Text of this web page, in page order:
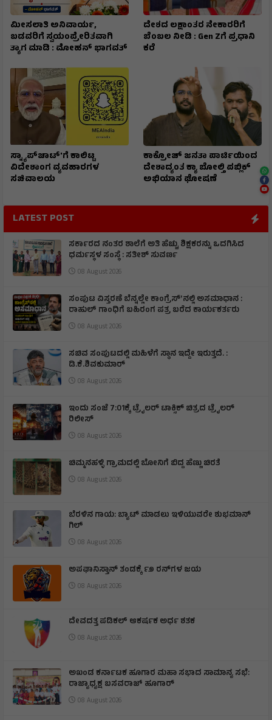
ಮೀಸಲಾತಿ ಅನಿವಾರ್ಯ,
ಬಡವರಿಗೆ ಸ್ವಯಂಪ್ರೇರಿತವಾಗಿ
ತ್ಯಾಗ ಮಾಡಿ : ಮೋಹನ್ ಭಾಗವತ್
ದೇಶದ ಲಕ್ಷಾಂತರ ನೇಕಾರರಿಗೆ
ಬೆಂಬಲ ನೀಡಿ : Gen Zಗೆ ಪ್ರಧಾನಿ
ಕರೆ
ಸ್ನ್ಯಾಪ್‌ಚಾಟ್‌'ಗೆ ಕಾಲಿಟ್ಟ
ವಿದೇಶಾಂಗ ವ್ಯವಹಾರಗಳ
ಸಚಿವಾಲಯ
ಕಾಕ್ರೋಚ್ ಜನತಾ ಪಾರ್ಟಿಯಿಂದ
ದೇಶಾದ್ಯಂತ ಕ್ಯಾ ಬೋಲ್ತಿ ಪಬ್ಲಿಕ್
ಅಭಿಯಾನ ಘೋಷಣೆ
LATEST POST
ಸರ್ಕಾರದ ನಂತರ ಶಾಲೆಗೆ ಅತಿ ಹೆಚ್ಚು ಶಿಕ್ಷಕರನ್ನು ಒದಗಿಸಿದ
ಧರ್ಮಸ್ಥಳ ಸಂಸ್ಥೆ : ಸತೀಶ್ ಸುವರ್ಣ
08 August 2026
ಸಂಪುಟ ವಿಸ್ತರಣೆ ಬೆನ್ನಲ್ಲೇ ಕಾಂಗ್ರೆಸ್ʼನಲ್ಲಿ ಅಸಮಾಧಾನ :
ರಾಹುಲ್ ಗಾಂಧಿಗೆ ಬಹಿರಂಗ ಪತ್ರ ಬರೆದ ಕಾರ್ಯಕರ್ತರು
08 August 2026
ಸಚಿವ ಸಂಪುಟದಲ್ಲಿ ಮಹಿಳೆಗೆ ಸ್ಥಾನ ಇದ್ದೇ ಇರುತ್ತದೆ. :
ಡಿ.ಕೆ.ಶಿವಕುಮಾರ್
08 August 2026
ಇಂದು ಸಂಜೆ 7:01ಕ್ಕೆ ಟ್ರೈಲರ್ ಟಾಕ್ಸಿಕ್ ಚಿತ್ರದ ಟ್ರೈಲರ್
ರಿಲೀಸ್
08 August 2026
ಚಿಮ್ಮನಹಳ್ಳಿ ಗ್ರಾಮದಲ್ಲಿ ಬೋನಿಗೆ ಬಿದ್ದ ಹೆಣ್ಣು ಚಿರತೆ
08 August 2026
ಬೆರಳಿನ ಗಾಯ: ಬ್ಯಾಟ್ ಮಾಡಲು ಇಳಿಯುವರೇ ಶುಭಮಾನ್
ಗಿಲ್
08 August 2026
ಅಪಘಾನಿಸ್ತಾನ್ ತಂಡಕ್ಕೆ ೯೨ ರನ್‌ಗಳ ಜಯ
08 August 2026
ದೇವದತ್ತ ಪಡಿಕಲ್ ಆಕರ್ಷಕ ಅರ್ಧ ಶತಕ
08 August 2026
ಅಖಂಡ ಕರ್ನಾಟಕ ಹೂಗಾರ ಮಹಾ ಸಭಾದ ಸಾಮಾನ್ಯ ಸಭೆ:
ರಾಜ್ಯಾಧ್ಯಕ್ಷ ಬಸವರಾಜ್ ಹೂಗಾರ್
08 August 2026